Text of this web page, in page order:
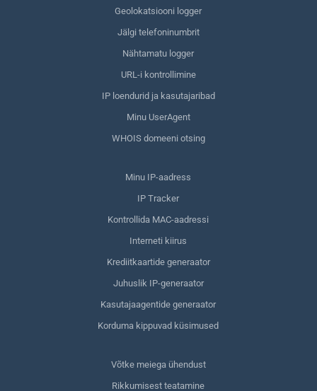
Geolokatsiooni logger
Jälgi telefoninumbrit
Nähtamatu logger
URL-i kontrollimine
IP loendurid ja kasutajaribad
Minu UserAgent
WHOIS domeeni otsing
Minu IP-aadress
IP Tracker
Kontrollida MAC-aadressi
Interneti kiirus
Krediitkaartide generaator
Juhuslik IP-generaator
Kasutajaagentide generaator
Korduma kippuvad küsimused
Võtke meiega ühendust
Rikkumisest teatamine